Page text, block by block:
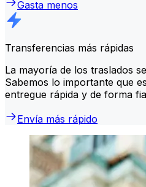
Gasta menos
Transferencias más rápidas
La mayoría de los traslados se
Sabemos lo importante que
entregue rápida y de forma
Envía más rápido